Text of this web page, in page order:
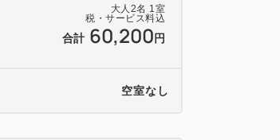
大人 2名 1室
税・サービス料込
合計 60,200 円
空室なし